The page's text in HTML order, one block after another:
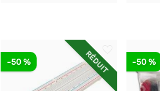
RÉDUIT
-50 % -50 %